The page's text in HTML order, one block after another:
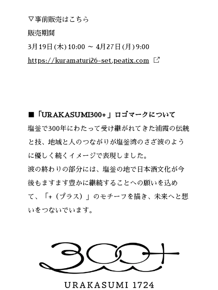
▽事前販売はこちら
販売期間
3月19日(木)10:00 ～ 4月27日(月)9:00
https://kuramaturi26-set.peatix.com
■「URAKASUMI300+ 」ロゴマークについて
塩釡で300年にわたって受け継がれてきた浦霞の伝統
と技、地域と人のつながりが塩釡湾のさざ波のよう
に優しく続くイメージで表現しました。
波の終わりの部分には、塩釡の地で日本酒文化が今
後もますます豊かに継続することへの願いを込め
て、「+（プラス）」のモチーフを描き、未来へと想
いをつないでいます。